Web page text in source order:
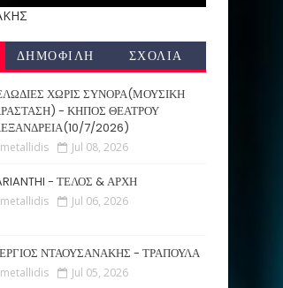
ΔΗΜΟΦΙΛΗ ΣΧΟΛΙΑ
ΧΩΡΙΣ ΣΥΝΟΡΑ(ΜΟΥΣΙΚΗ
- ΚΗΠΟΣ ΘΕΑΤΡΟΥ
7/2026)
Jul 08, 2026
- ΤΕΛΟΣ & ΑΡΧΗ
Jul 06, 2026
ΝΤΑΟΥΣΑΝΑΚΗΣ - ΤΡΑΠΟΥΛΑ
Jul 05, 2026